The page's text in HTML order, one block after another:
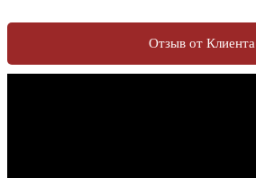
Отзыв от Клиента